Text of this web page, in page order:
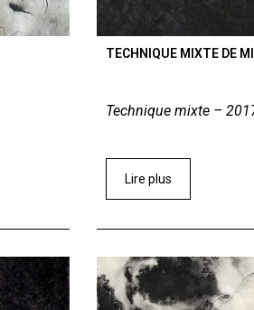
TECHNIQUE MIXTE DE
Technique mixte –
Lire plus